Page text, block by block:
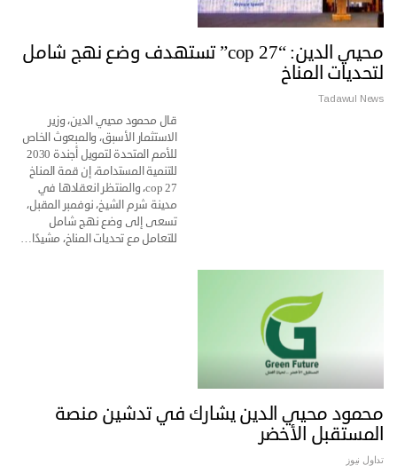
محيي الدين: “cop 27” تستهدف وضع نهج شامل
لتحديات المناخ
Tadawul News
قال محمود محيي الدين، وزیر
الاستثمار الأسبق، والمبعوث الخاص
للأمم المتحدة لتمويل أجندة 2030
للتنمية المستدامة، إن قمة المناخ
cop 27، والمنتظر انعقادها في
مدينة شرم الشيخ، نوفمبر المقبل،
تسعى إلى وضع نهج شامل
للتعامل مع تحديات المناخ، مشيدًا…
محمود محيي الدين يشارك في تدشين منصة
المستقبل الأخضر
تداول نيوز